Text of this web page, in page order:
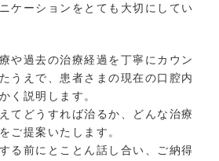
ケーションをとても大切にしてい
や過去の治療経過を丁寧にカウン
うえで、患者さまの現在の口腔内
く説明します。
てどうすれば治るか、どんな治療
ご提案いたします。
る前にとことん話し合い、ご納得